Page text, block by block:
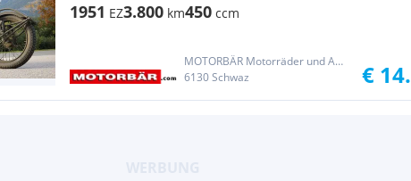
1951 EZ3.800 km450 ccm
MOTORBÄR Motorräder und Automobile Handelsgesellschaft m.b.H.
6130 Schwaz
€